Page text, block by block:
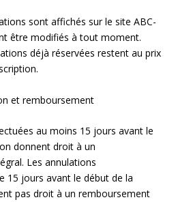
sont affichés sur le site ABC-
être modifiés à tout moment.
déjà réservées restent au prix
et remboursement
au moins 15 jours avant le
donnent droit à un
Les annulations
15 jours avant le début de la
pas droit à un remboursement